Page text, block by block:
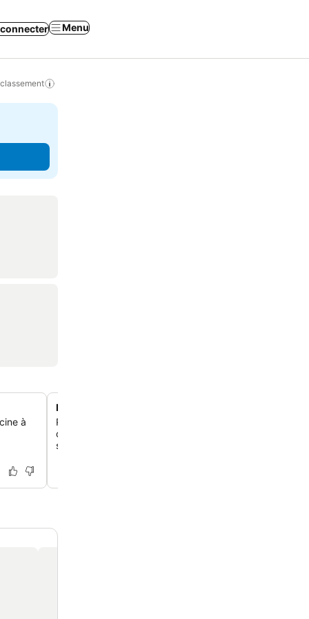
Menu
à
Équipements adaptés aux familles
Profite d'une gamme d'installations conçues pour tous
compris une piscine dédiée aux enfants et des
spacieux adaptés aux familles.